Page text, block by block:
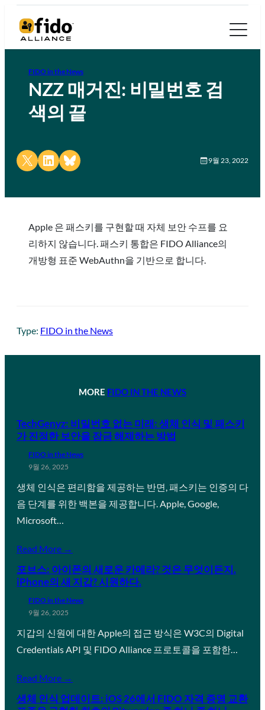
FIDO in the News
NZZ 매거진: 비밀번호 검
색의 끝
Share on X Share on LinkedIn
Share on Bluesky 9월 23, 2022
Apple 은 패스키를 구현할 때 자체 보안 수프를 요
리하지 않습니다. 패스키 통합은 FIDO Alliance의
개방형 표준 WebAuthn을 기반으로 합니다.
Type: FIDO in the News
MORE FIDO IN THE NEWS
TechGenyz: 비밀번호 없는 미래: 생체 인식 및 패스키
가 진정한 보안을 잠금 해제하는 방법
FIDO in the News
9월 26, 2025
생체 인식은 편리함을 제공하는 반면, 패스키는 인증의 다
음 단계를 위한 백본을 제공합니다. Apple, Google,
Microsoft…
Read More →
포브스: 아이폰의 새로운 카메라? 것은 무엇이든지.
iPhone의 새 지갑? 시원하다.
FIDO in the News
9월 26, 2025
지갑의 신원에 대한 Apple의 접근 방식은 W3C의 Digital
Credentials API 및 FIDO Alliance 프로토콜을 포함한…
Read More →
생체 인식 업데이트: iOS 26에서 FIDO 자격 증명 교환